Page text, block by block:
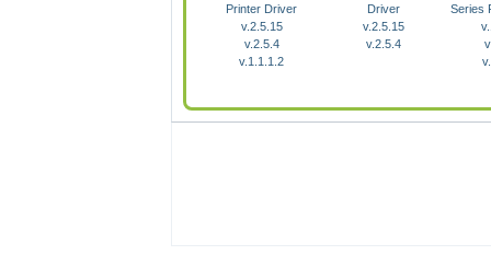
Printer Driver
v.2.5.15
v.2.5.4
v.1.1.1.2
Driver
v.2.5.15
v.2.5.4
Series